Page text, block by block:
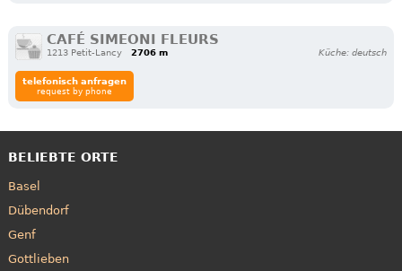
CAFÉ SIMEONI FLEURS
1213 Petit-Lancy 2706 m Küche: deutsch
telefonisch anfragen
request by phone
BELIEBTE ORTE
Basel
Dübendorf
Genf
Gottlieben